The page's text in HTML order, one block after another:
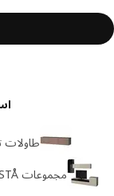
طاولات
مجموعات BESTÅ للأجهزة